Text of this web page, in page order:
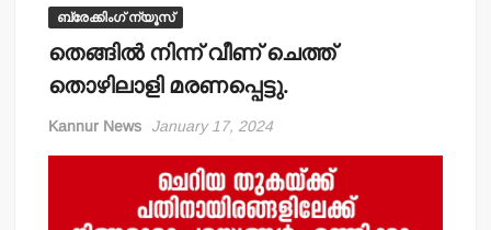
ബ്രേക്കിംഗ് ന്യൂസ്
തെങ്ങില്‍ നിന്ന് വീണ് ചെത്ത്
തൊഴിലാളി മരണപ്പെട്ടു.
Kannur News January 17, 2024